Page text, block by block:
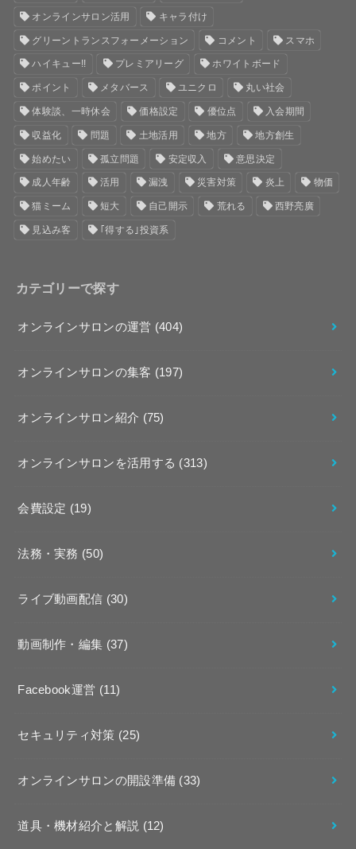
オンラインサロン活用 キャラ付け
グリーントランスフォーメーション コメント スマホ
ハイキュー!! プレミアリーグ ホワイトボード
ポイント メタバース ユニクロ 丸い社会
体験談、一時休会 価格設定 優位点 入会期間
収益化 問題 土地活用 地方 地方創生
始めたい 孤立問題 安定収入 意思決定
成人年齢 活用 漏洩 災害対策 炎上 物価
猫ミーム 短大 自己開示 荒れる 西野亮廣
見込み客 ｢得する｣投資系
カテゴリーで探す
オンラインサロンの運営 (404)
オンラインサロンの集客 (197)
オンラインサロン紹介 (75)
オンラインサロンを活用する (313)
会費設定 (19)
法務・実務 (50)
ライブ動画配信 (30)
動画制作・編集 (37)
Facebook運営 (11)
セキュリティ対策 (25)
オンラインサロンの開設準備 (33)
道具・機材紹介と解説 (12)